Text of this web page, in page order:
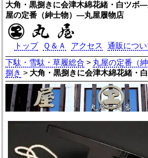
大角・黒捌きに会津木綿花緒・白ツボ
屋の定番（紳士物）―丸屋履物店
トップ Ｑ＆Ａ アクセス 通販につい
下駄・雪駄・草履総合 > 丸屋の定番（紳
捌き > 大角・黒捌きに会津木綿花緒・